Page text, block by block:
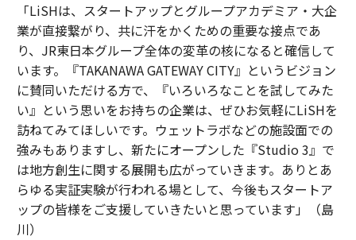
「LiSHは、スタートアップとグループアカデミア・大企
業が直接繋がり、共に汗をかくための重要な接点であ
り、JR東日本グループ全体の変革の核になると確信して
います。『TAKANAWA GATEWAY CITY』というビジョン
に賛同いただける方で、『いろいろなことを試してみた
い』という思いをお持ちの企業は、ぜひお気軽にLiSHを
訪ねてみてほしいです。ウェットラボなどの施設面での
強みもありますし、新たにオープンした『Studio 3』で
は地方創生に関する展開も広がっていきます。ありとあ
らゆる実証実験が行われる場として、今後もスタートア
ップの皆様をご支援していきたいと思っています」（島
川）